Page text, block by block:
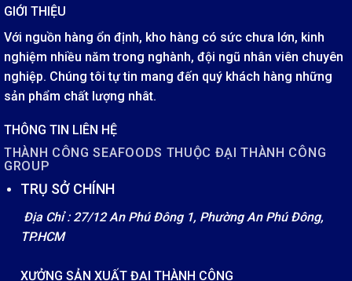
GIỚI THIỆU
Với nguồn hàng ổn định, kho hàng có sức chưa lớn, kinh
nghiệm nhiều năm trong nghành, đội ngũ nhân viên chuyên
nghiệp. Chúng tôi tự tin mang đến quý khách hàng những
sản phẩm chất lượng nhât.
THÔNG TIN LIÊN HỆ
THÀNH CÔNG SEAFOODS THUỘC ĐẠI THÀNH CÔNG
GROUP
TRỤ SỞ CHÍNH
Địa Chỉ : 27/12 An Phú Đông 1, Phường An Phú Đông,
TP.HCM
XƯỞNG SẢN XUẤT ĐẠI THÀNH CÔNG